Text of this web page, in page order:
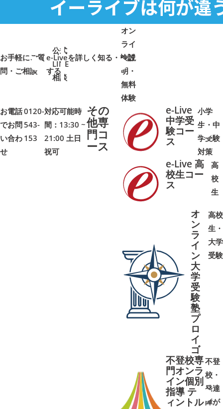
公式
LINE
相談
お手軽にご質
問・ご相談➜ ➜
オン
ライ
ン説
明・
無料
体験
e-Liveを詳しく知る・検討
する
➜➜
お電話
でお問
い合わ
せ
0120-
543-
153
対応可能時
間：13:30 ~
21:00 土日
祝可
その
他専
門コ
ース
e-Live
中学受
験コー
ス
小学
生・中
学受験
対策
➜➜
e-Live 高
校生コー
ス
高
校
生
➜➜
オ
ン
ラ
イ
ン
大
学
受
験
塾
プ
ロ
イ
ゴ
高校
生・
大学
受験
不登校専
門オンラ
イン個別
指導 テ
ィントル
不登
校・
発達
障が
➜➜